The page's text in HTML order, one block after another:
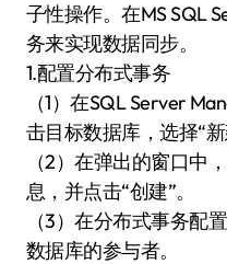
子性操作。在MS SQL
务来实现数据同步。
1.配置分布式事务
（1）在SQL Server
击目标数据库，选择“新
（2）在弹出的窗口中
息，并点击“创建”。
（3）在分布式事务配
数据库的参与者。